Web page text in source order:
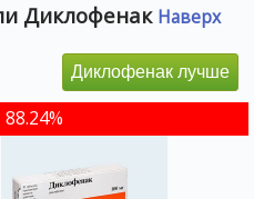
Диклофенак Наверх
Диклофенак лучше
88.24%